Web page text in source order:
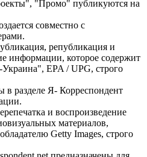
"Промо" публикуются на
совместно с
републикация и
информации, которое содержит
EPA / UPG, строго
в разделе Я- Корреспондент
и воспроизведение
материалов,
Getty Images, строго